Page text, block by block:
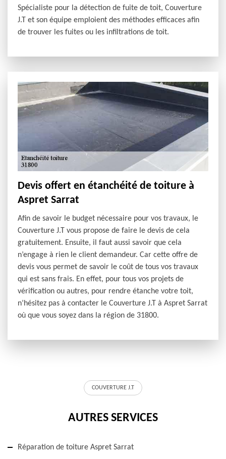
Spécialiste pour la détection de fuite de toit, Couverture
J.T et son équipe emploient des méthodes efficaces afin
de trouver les fuites ou les infiltrations de toit.
Devis offert en étanchéité de toiture à
Aspret Sarrat
Afin de savoir le budget nécessaire pour vos travaux, le
Couverture J.T vous propose de faire le devis de cela
gratuitement. Ensuite, il faut aussi savoir que cela
n’engage à rien le client demandeur. Car cette offre de
devis vous permet de savoir le coût de tous vos travaux
qui est sans frais. En effet, pour tous vos projets de
vérification ou autres, pour rendre étanche votre toit,
n’hésitez pas à contacter le Couverture J.T à Aspret Sarrat
où que vous soyez dans la région de 31800.
COUVERTURE J.T
AUTRES SERVICES
Réparation de toiture Aspret Sarrat